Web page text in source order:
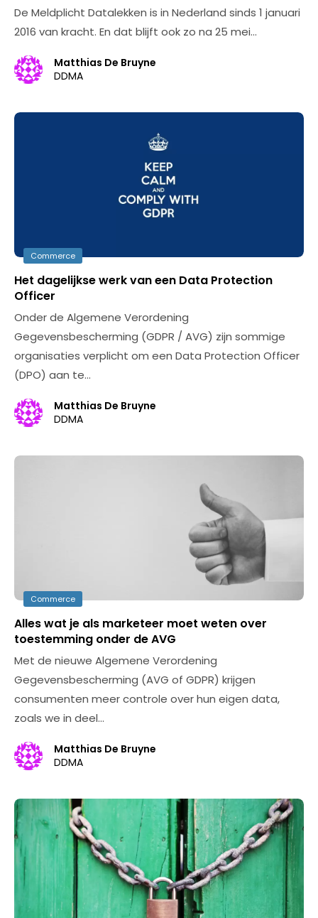
De Meldplicht Datalekken is in Nederland sinds 1 januari
2016 van kracht. En dat blijft ook zo na 25 mei…
Matthias De Bruyne
DDMA
Commerce
Het dagelijkse werk van een Data Protection
Officer
Onder de Algemene Verordening
Gegevensbescherming (GDPR / AVG) zijn sommige
organisaties verplicht om een Data Protection Officer
(DPO) aan te…
Matthias De Bruyne
DDMA
Commerce
Alles wat je als marketeer moet weten over
toestemming onder de AVG
Met de nieuwe Algemene Verordening
Gegevensbescherming (AVG of GDPR) krijgen
consumenten meer controle over hun eigen data,
zoals we in deel…
Matthias De Bruyne
DDMA